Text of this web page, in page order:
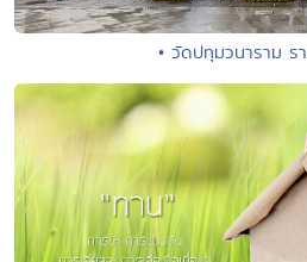
• วัดปทุมวนาราม ร